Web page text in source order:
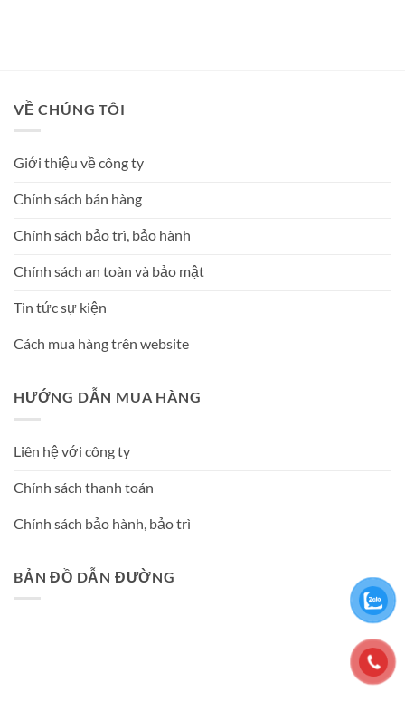
VỀ CHÚNG TÔI
Giới thiệu về công ty
Chính sách bán hàng
Chính sách bảo trì, bảo hành
Chính sách an toàn và bảo mật
Tin tức sự kiện
Cách mua hàng trên website
HƯỚNG DẪN MUA HÀNG
Liên hệ với công ty
Chính sách thanh toán
Chính sách bảo hành, bảo trì
BẢN ĐỒ DẪN ĐƯỜNG